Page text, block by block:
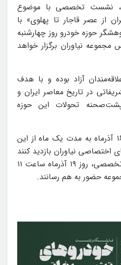
نشست تخصصی با موضوع
از عصر قاجار تا پهلوی» با
حوزه خودرو روز چهارشنبه
مجموعه نیاوران برگزار خواهد
آزاد بوده و با هدف
در تاریخ معاصر ایران و
پشت‌صحنه تحولات این حوزه
علاقه‌مندان می توانند از ۱۶ آذرماه به مدت یک ماه از این
اختصاصی نیاوران بازدید کنند
و برای شرکت در نشست تخصصی، روز ۱۹ آذرماه ساعت ۱۱